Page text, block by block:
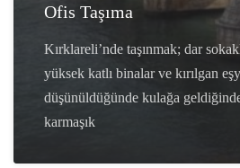
Ofis Taşıma
Kırklareli’nde taşınmak; dar
yüksek katlı binalar ve kırılgan
düşünüldüğünde kulağa
karmaşık